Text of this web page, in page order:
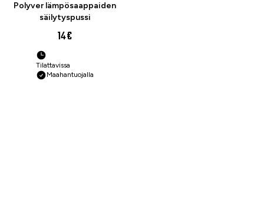
Polyver lämpösaappaiden
säilytyspussi
14 €
Tilattavissa
Maahantuojalla